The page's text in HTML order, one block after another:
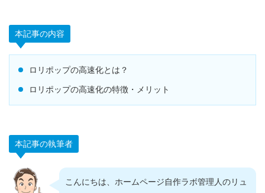
本記事の内容
ロリポップの高速化とは？
ロリポップの高速化の特徴・メリット
本記事の執筆者
こんにちは、ホームページ自作ラボ管理人のリュ